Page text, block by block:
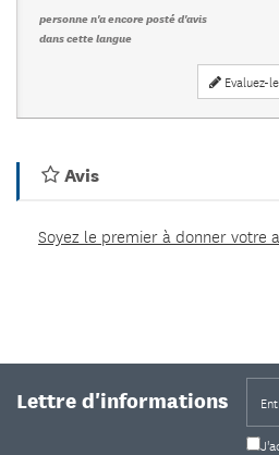
personne n'a encore posté d'avis
dans cette langue
Evaluez-le
Avis
Soyez le premier à donner votre
Lettre d'informations